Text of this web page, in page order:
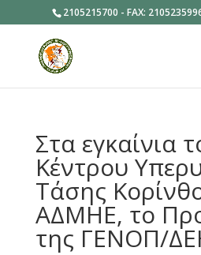
2105215700 - FAX:
Στα εγκαίνια
Κέντρου
Τάσης
ΑΔΜΗΕ, το
της ΓΕΝΟΠ/